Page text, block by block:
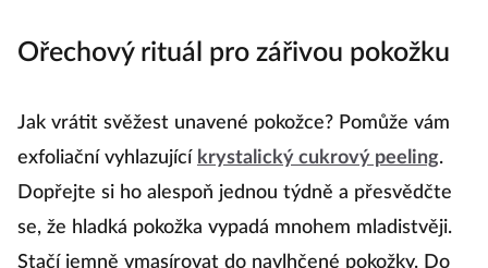
Ořechový rituál pro zářivou pokožku
Jak vrátit svěžest unavené pokožce? Pomůže vám
exfoliační vyhlazující krystalický cukrový peeling.
Dopřejte si ho alespoň jednou týdně a přesvědčte
se, že hladká pokožka vypadá mnohem mladistvěji.
Stačí jemně vmasírovat do navlhčené pokožky. Do